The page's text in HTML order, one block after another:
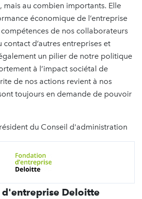
mais au combien importants. Elle
économique de l’entreprise
de nos collaborateurs
contact d’autres entreprises et
un pilier de notre politique
à l’impact sociétal de
de nos actions revient à nos
toujours en demande de pouvoir
du Conseil d'administration
d'entreprise Deloitte